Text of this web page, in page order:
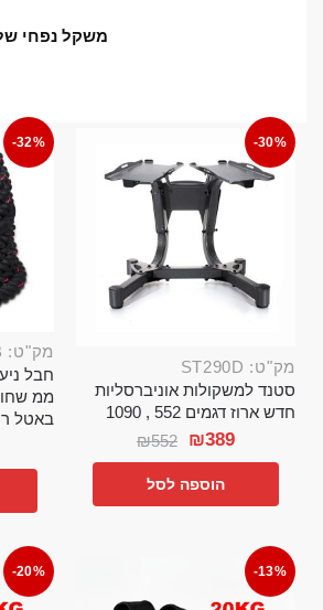
משקל נפחי
-30%
מק"ט: ST290D
סטנד למשקולות אוניברסליות
חדש ארוז דגמים 552 , 1090
₪552 ₪389
הוספה לסל
-32%
מק"ט: ROP389B
באטל
-13%
-20%